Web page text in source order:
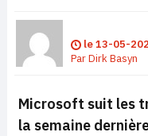
le13-05-
ParDirk Basyn
Microsoft suit les
la semaine